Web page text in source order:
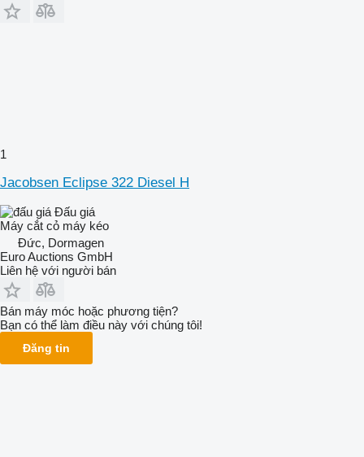
1
Jacobsen Eclipse 322 Diesel H
Đấu giá
Máy cắt cỏ máy kéo
Đức, Dormagen
Euro Auctions GmbH
Liên hệ với người bán
Bán máy móc hoặc phương tiện?
Bạn có thể làm điều này với chúng tôi!
Đăng tin